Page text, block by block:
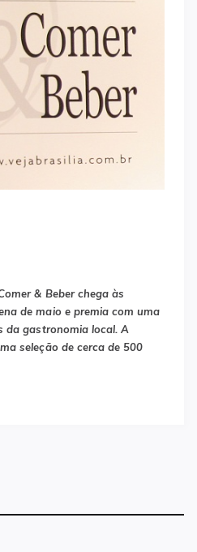
& Beber chega às
de maio e premia com uma
da gastronomia local. A
seleção de cerca de 500